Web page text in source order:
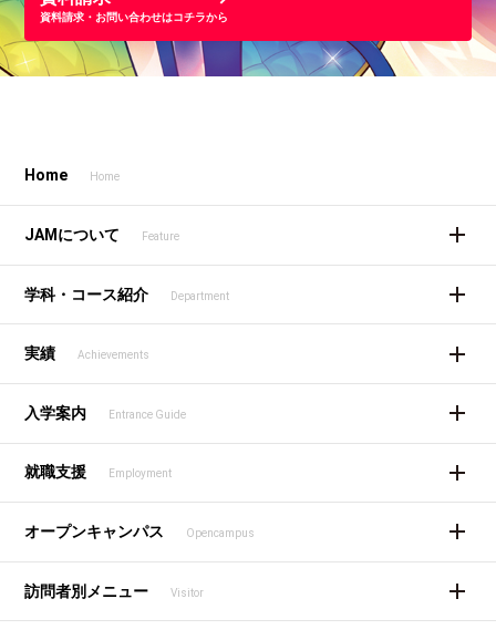
資料請求・お問い合わせはコチラから
Home Home
JAMについて Feature
学科・コース紹介 Department
実績 Achievements
入学案内 Entrance Guide
就職支援 Employment
オープンキャンパス Opencampus
訪問者別メニュー Visitor